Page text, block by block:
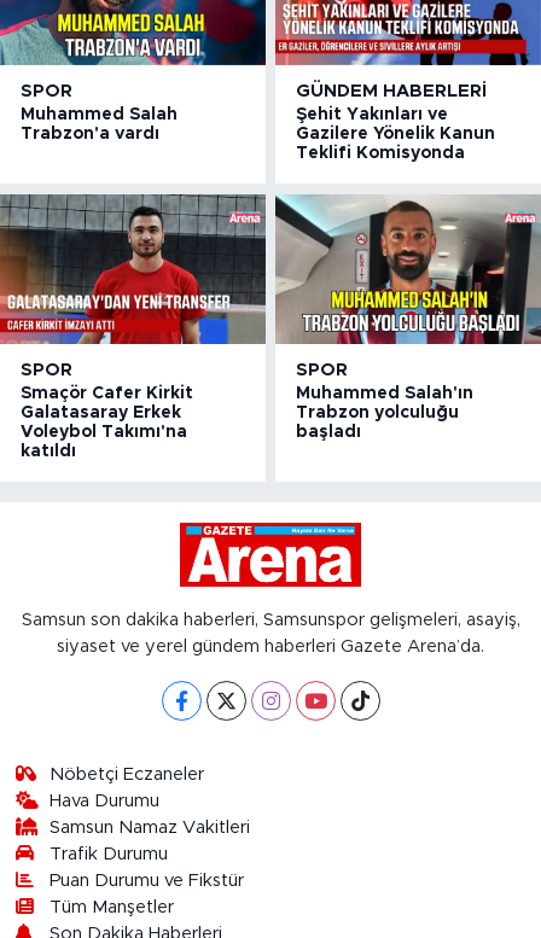
SPOR
Muhammed Salah
Trabzon'a vardı
GÜNDEM HABERLERI
Şehit Yakınları ve
Gazilere Yönelik Kanun
Teklifi Komisyonda
SPOR
Smaçör Cafer Kirkit
Galatasaray Erkek
Voleybol Takımı'na
katıldı
SPOR
Muhammed Salah'ın
Trabzon yolculuğu
başladı
Samsun son dakika haberleri, Samsunspor gelişmeleri, asayiş,
siyaset ve yerel gündem haberleri Gazete Arena’da.
Nöbetçi Eczaneler
Hava Durumu
Samsun Namaz Vakitleri
Trafik Durumu
Puan Durumu ve Fikstür
Tüm Manşetler
Son Dakika Haberleri